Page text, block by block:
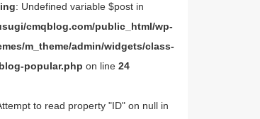
: Undefined variable $post in
cmqblog.com/public_html/wp-
m_theme/admin/widgets/class-
popular.php on line24
to read property "ID" on null in